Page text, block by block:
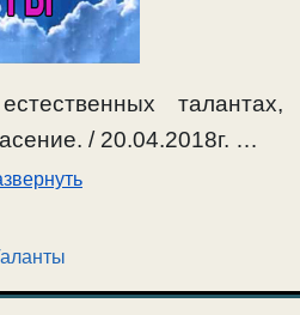
талантах,
/ 20.04.2018г. …